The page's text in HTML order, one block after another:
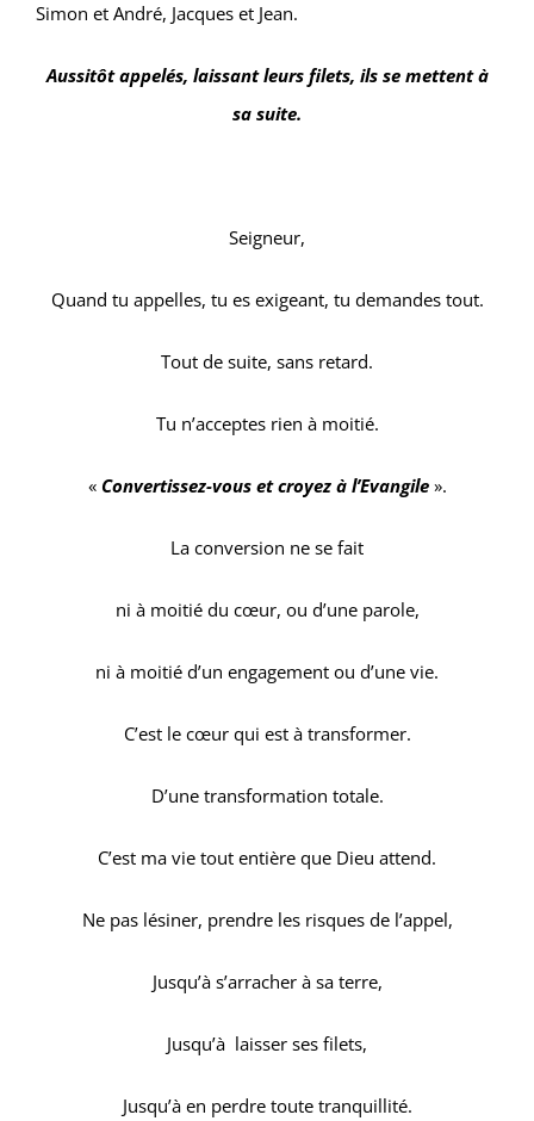
Simon et André, Jacques et Jean.
Aussitôt appelés, laissant leurs filets, ils se mettent à
sa suite.
Seigneur,
Quand tu appelles, tu es exigeant, tu demandes tout.
Tout de suite, sans retard.
Tu n’acceptes rien à moitié.
«Convertissez-vous et croyez à l’Evangile».
La conversion ne se fait
ni à moitié du cœur, ou d’une parole,
ni à moitié d’un engagement ou d’une vie.
C’est le cœur qui est à transformer.
D’une transformation totale.
C’est ma vie tout entière que Dieu attend.
Ne pas lésiner, prendre les risques de l’appel,
Jusqu’à s’arracher à sa terre,
Jusqu’à laisser ses filets,
Jusqu’à en perdre toute tranquillité.